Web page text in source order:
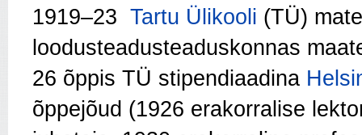
1919–23 Tartu Ülikooli (TÜ)
loodusteadusteaduskonnas
26 õppis TÜ stipendiaadina
õppejõud (1926 erakorralise